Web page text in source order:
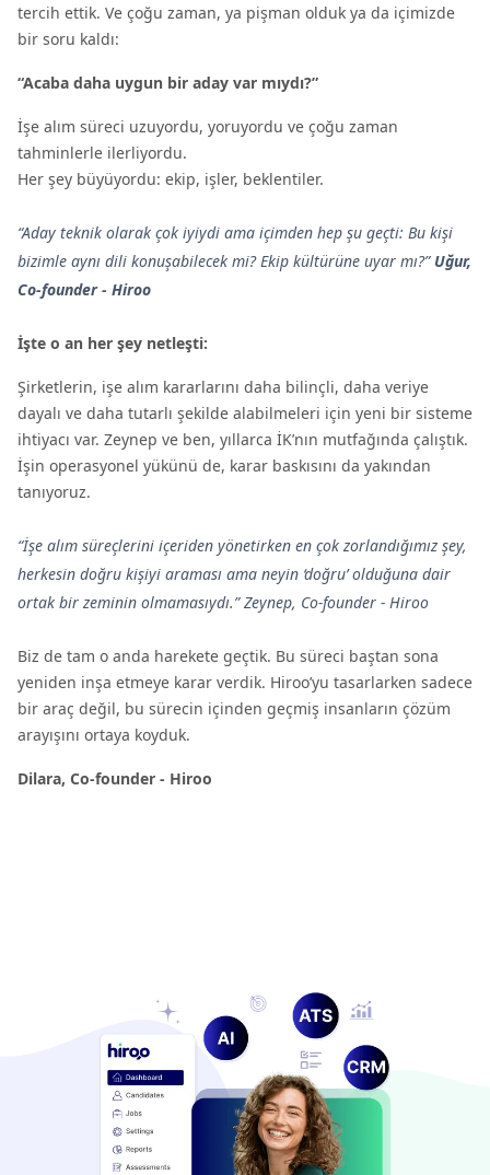
tercih ettik. Ve çoğu zaman, ya pişman olduk ya da içimizde
bir soru kaldı:
“Acaba daha uygun bir aday var mıydı?”
‍İşe alım süreci uzuyordu, yoruyordu ve çoğu zaman
tahminlerle ilerliyordu.
Her şey büyüyordu: ekip, işler, beklentiler.
“Aday teknik olarak çok iyiydi ama içimden hep şu geçti: Bu kişi
bizimle aynı dili konuşabilecek mi? Ekip kültürüne uyar mı?” Uğur,
Co-founder - Hiroo
İşte o an her şey netleşti:
Şirketlerin, işe alım kararlarını daha bilinçli, daha veriye
dayalı ve daha tutarlı şekilde alabilmeleri için yeni bir sisteme
ihtiyacı var. Zeynep ve ben, yıllarca İK’nın mutfağında çalıştık.
İşin operasyonel yükünü de, karar baskısını da yakından
tanıyoruz.
“İşe alım süreçlerini içeriden yönetirken en çok zorlandığımız şey,
herkesin doğru kişiyi araması ama neyin ‘doğru’ olduğuna dair
ortak bir zeminin olmamasıydı.”Zeynep, Co-founder - Hiroo
Biz de tam o anda harekete geçtik. Bu süreci baştan sona
yeniden inşa etmeye karar verdik. Hiroo’yu tasarlarken sadece
bir araç değil, bu sürecin içinden geçmiş insanların çözüm
arayışını ortaya koyduk.
Dilara, Co-founder - Hiroo